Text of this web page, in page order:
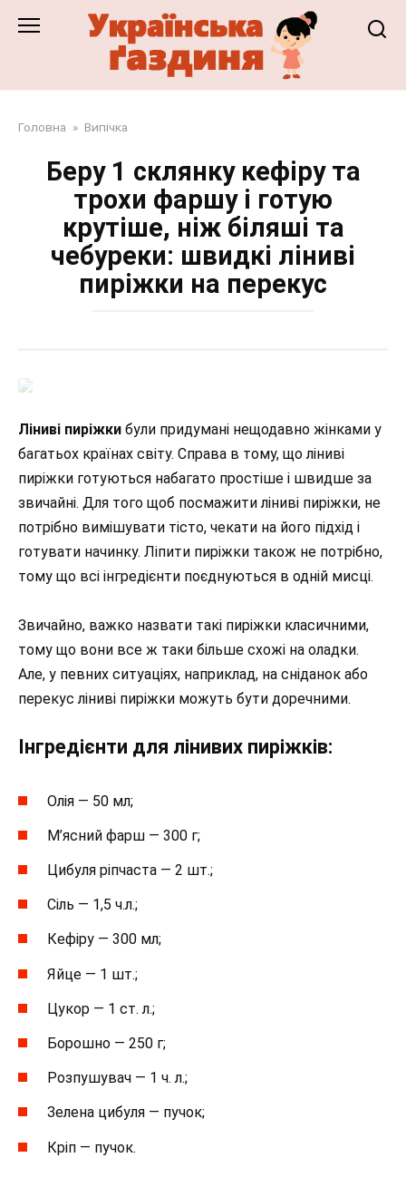
Головна » Випічка
Беру 1 склянку кефіру та
трохи фаршу і готую
крутіше, ніж біляші та
чебуреки: швидкі ліниві
пиріжки на перекус
Ліниві пиріжки були придумані нещодавно жінками у
багатьох країнах світу. Справа в тому, що ліниві
пиріжки готуються набагато простіше і швидше за
звичайні. Для того щоб посмажити ліниві пиріжки, не
потрібно вимішувати тісто, чекати на його підхід і
готувати начинку. Ліпити пиріжки також не потрібно,
тому що всі інгредієнти поєднуються в одній мисці.
Звичайно, важко назвати такі пиріжки класичними,
тому що вони все ж таки більше схожі на оладки.
Але, у певних ситуаціях, наприклад, на сніданок або
перекус ліниві пиріжки можуть бути доречними.
Інгредієнти для лінивих пиріжків:
Олія — 50 мл;
М’ясний фарш — 300 г;
Цибуля ріпчаста — 2 шт.;
Сіль — 1,5 ч.л.;
Кефіру — 300 мл;
Яйце — 1 шт.;
Цукор — 1 ст. л.;
Борошно — 250 г;
Розпушувач — 1 ч. л.;
Зелена цибуля — пучок;
Кріп — пучок.